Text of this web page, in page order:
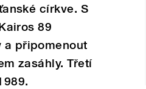
církve. S
89
a připomenout
zasáhly. Třetí